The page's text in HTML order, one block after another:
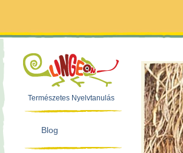
Természetes Nyelvtanulás
Blog